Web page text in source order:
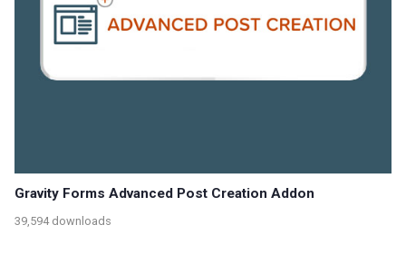
Gravity Forms Advanced Post Creation Addon
39,594 downloads